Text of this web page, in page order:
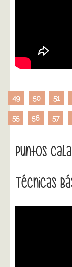
49 50 51
55 56 57
Puntos
Técnicas